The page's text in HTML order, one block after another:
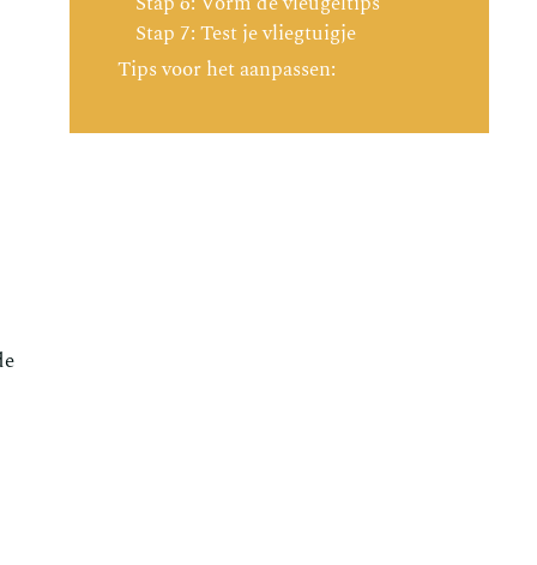
Stap 7: Test je vliegtuigje
Tips voor het aanpassen: